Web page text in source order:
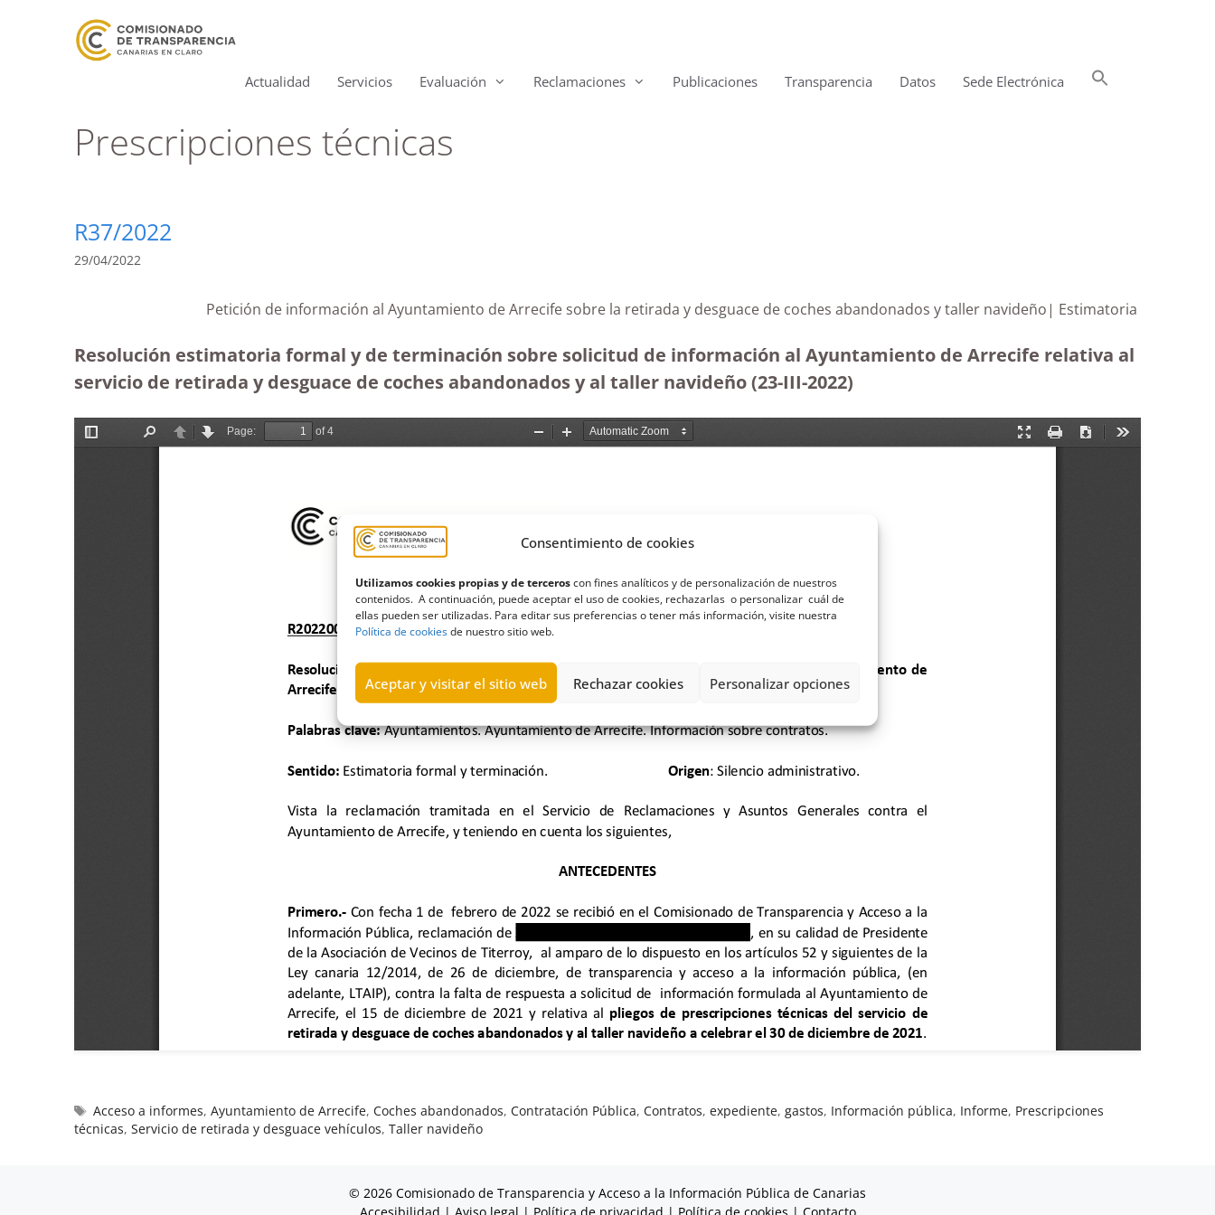
Consentimiento de cookies
Utilizamos cookies propias y de terceroscon fines analíticos y de personalización de nuestros
contenidos. A continuación, puede aceptar el uso de cookies, rechazarlas o personalizar cuál de
ellas pueden ser utilizadas. Para editar sus preferencias o tener más información, visite nuestra
Política de cookiesde nuestro sitio web.
Aceptar y visitar el sitio web Rechazar cookies Personalizar opciones
Actualidad Servicios Evaluación Reclamaciones Publicaciones Transparencia Datos Sede Electrónica
Prescripciones técnicas
R37/2022
29/04/2022
Petición de información al Ayuntamiento de Arrecife sobre la retirada y desguace de coches abandonados y taller navideño| Estimatoria
Resolución estimatoria formal y de terminación sobre solicitud de información al Ayuntamiento de Arrecife relativa al
servicio de retirada y desguace de coches abandonados y al taller navideño (23-III-2022)
Acceso a informes,Ayuntamiento de Arrecife,Coches abandonados,Contratación Pública,Contratos,expediente,gastos, Información pública, Informe, Prescripciones
técnicas, Servicio de retirada y desguace vehículos, Taller navideño
© 2026 Comisionado de Transparencia y Acceso a la Información Pública de Canarias